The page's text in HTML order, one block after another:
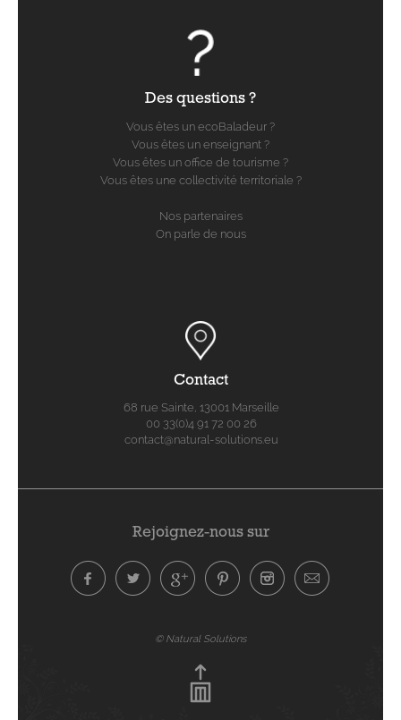
Des questions ?
Vous êtes un ecoBaladeur ?
Vous êtes un enseignant ?
Vous êtes un office de tourisme ?
Vous êtes une collectivité territoriale ?
Nos partenaires
On parle de nous
Contact
68 rue Sainte, 13001 Marseille
00 33(0)4 91 72 00 26
contact@natural-solutions.eu
Rejoignez-nous sur
© Natural Solutions